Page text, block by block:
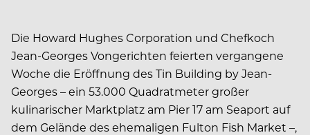
Die Howard Hughes Corporation und Chefkoch
Jean-Georges Vongerichten feierten vergangene
Woche die Eröffnung des Tin Building by Jean-
Georges – ein 53.000 Quadratmeter großer
kulinarischer Marktplatz am Pier 17 am Seaport auf
dem Gelände des ehemaligen Fulton Fish Market –,